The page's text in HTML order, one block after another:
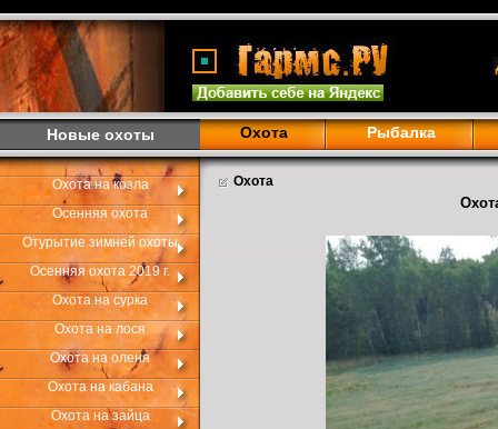
Новые охоты Охота Рыбалка
Охота на козла
Осенняя охота
Отурытие зимней охоты
Осенняя охота 2019 г.
Охота на сурка
Охота на лося
Охота на оленя
Охота на кабана
Охота на зайца
Охота